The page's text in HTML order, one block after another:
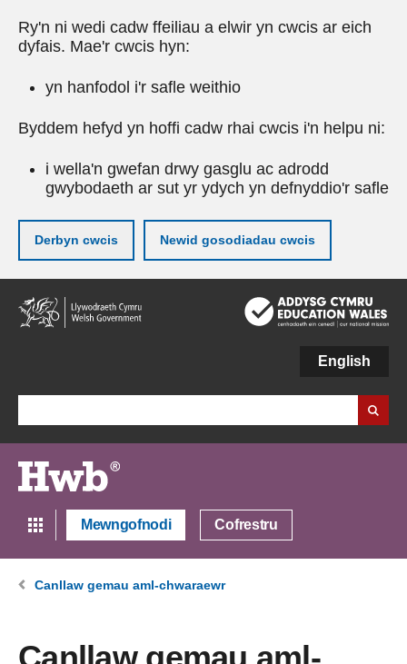
Ry'n ni wedi cadw ffeiliau a elwir yn cwcis ar eich
dyfais. Mae'r cwcis hyn:
yn hanfodol i'r safle weithio
Byddem hefyd yn hoffi cadw rhai cwcis i'n helpu ni:
i wella'n gwefan drwy gasglu ac adrodd
gwybodaeth ar sut yr ydych yn defnyddio'r safle
Derbyn cwcis Newid gosodiadau cwcis
Neidio
i'r
prif
English
Mewngofnodi Cofrestru
Canllaw gemau aml-chwaraewr